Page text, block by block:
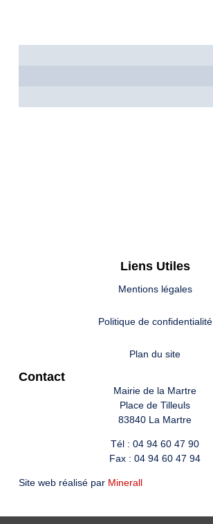
Liens Utiles
Mentions légales
Politique de confidentialité
Plan du site
Contact
Mairie de la Martre
Place de Tilleuls
83840 La Martre
Tél : 04 94 60 47 90
Fax : 04 94 60 47 94
Site web réalisé par Minerall